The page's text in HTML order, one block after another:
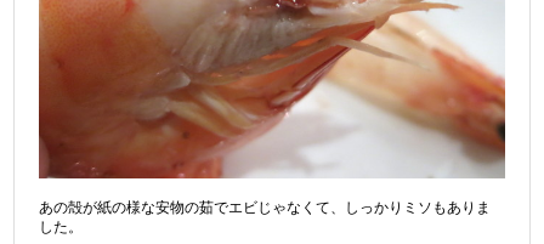
あの殻が紙の様な安物の茹でエビじゃなくて、しっかりミソもありま
した。